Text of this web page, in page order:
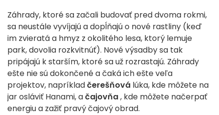
Záhrady, ktoré sa začali budovať pred dvoma rokmi,
sa neustále vyvíjajú a dopĺňajú o nové rastliny (keď
im zvieratá a hmyz z okolitého lesa, ktorý lemuje
park, dovolia rozkvitnúť). Nové výsadby sa tak
pripájajú k starším, ktoré sa už rozrastajú. Záhrady
ešte nie sú dokončené a čaká ich ešte veľa
projektov, napríkladčerešňová lúka, kde môžete na
jar osláviť Hanami, ačajovňa, kde môžete načerpať
energiu a zažiť pravý čajový obrad.